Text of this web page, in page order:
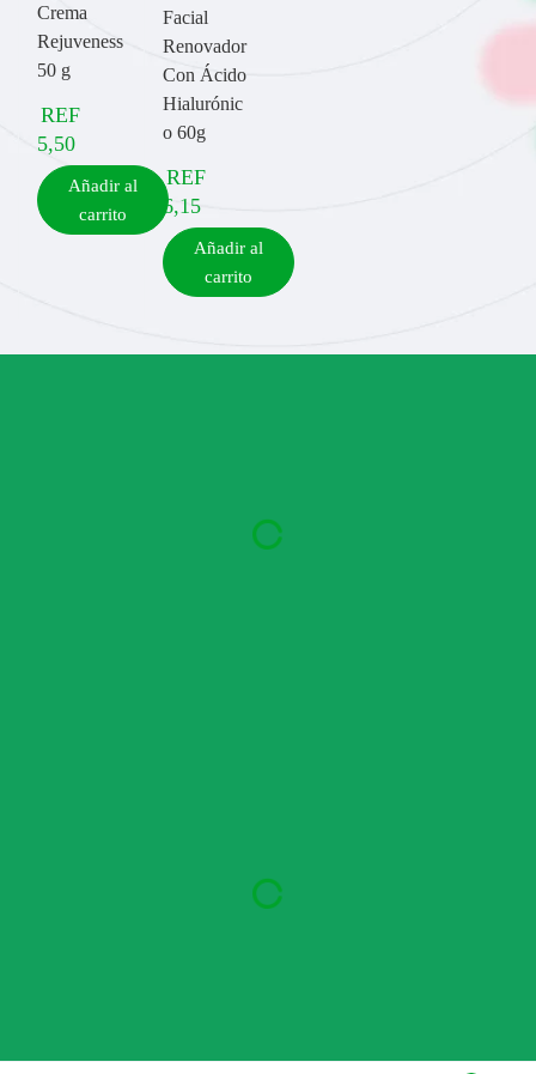
Crema
Rejuveness
50 g
REF
5,50
Añadir al
carrito
Facial
Renovador
Con Ácido
Hialurónic
o 60g
REF
6,15
Añadir al
carrito